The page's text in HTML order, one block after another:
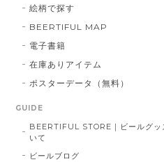
絵柄で探す
BEERTIFUL MAP
電子書籍
在庫ありアイテム
ポスターデータ（無料）
GUIDE
BEERTIFUL STORE｜ビールグッ
いて
ビールブログ